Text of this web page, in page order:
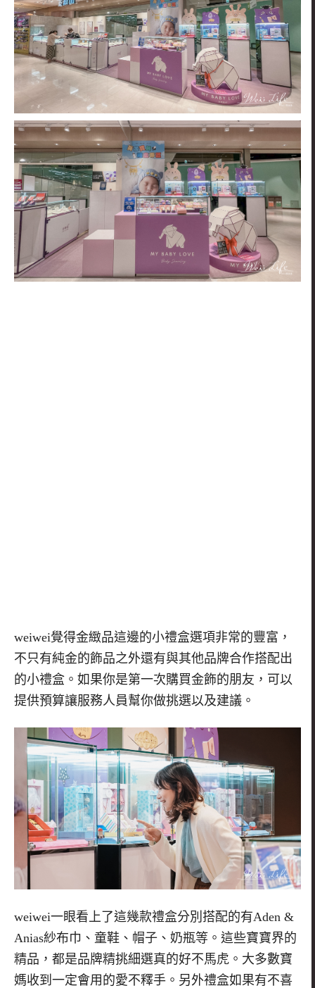
weiwei覺得金緻品這邊的小禮盒選項非常的豐富，
不只有純金的飾品之外還有與其他品牌合作搭配出
的小禮盒。如果你是第一次購買金飾的朋友，可以
提供預算讓服務人員幫你做挑選以及建議。
weiwei一眼看上了這幾款禮盒分別搭配的有Aden &
Anias紗布巾、童鞋、帽子、奶瓶等。這些寶寶界的
精品，都是品牌精挑細選真的好不馬虎。大多數寶
媽收到一定會用的愛不釋手。另外禮盒如果有不喜